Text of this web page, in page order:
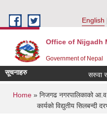
English
Office of Nijgadh
Government of Nepal
सूचनाहरु सरुवा
You are here
Home » निजगढ नगरपालिकाको
कार्यको विद्युतीय सिलबन्दी